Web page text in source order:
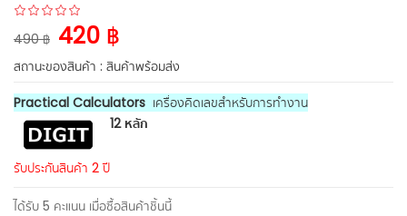
490 ฿ 420 ฿
สถานะของสินค้า : สินค้าพร้อมส่ง
Practical Calculators เครื่องคิดเลขสำหรับการทำงาน
12 หลัก
รับประกันสินค้า 2 ปี
ได้รับ 5 คะแนน เมื่อซื้อสินค้าชิ้นนี้